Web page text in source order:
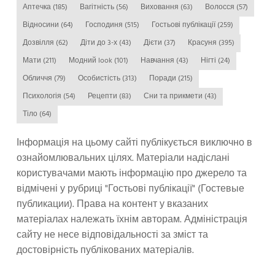
Аптечка (185) Вагітність (56) Виховання (63) Волосся (57)
Відносини (64) Господиня (515) Гостьові публікації(259)
Дозвілля (62) Діти до 3-х (43) Дієти (37) Красуня (395)
Мати (211) Модний look (101) Навчання (43) Нігті (24)
Обличчя (79) Особистість (313) Поради (215)
Психологія (54) Рецепти (83) Сни та прикмети (43)
Тіло (64)
Інформація на цьому сайті публікується виключно в
ознайомлювальних цілях. Матеріали надіслані
користувачами мають інформацію про джерело та
відмічені у рубриці "Гостьові публікації" (Гостевые
публикации). Права на контент у вказаних
матеріалах належать їхнім авторам. Адміністрація
сайту не несе відповідальності за зміст та
достовірність публікованих матеріалів.